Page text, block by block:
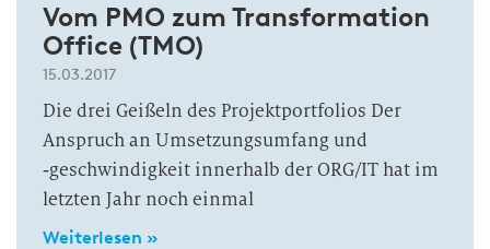
Vom PMO zum Transformation
Office (TMO)
15.03.2017
Die drei Geißeln des Projektportfolios Der
Anspruch an Umsetzungsumfang und
‑geschwindigkeit innerhalb der ORG/IT hat im
letzten Jahr noch einmal
Weiterlesen »